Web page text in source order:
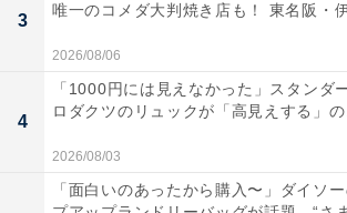
典史さんは慌ててホテルの売店へ向か
ュースなどいくつかの飲み物を購入。
約を入れていたので、軽くつまめるも
ク菓子の袋を2つほど揃えて部屋に戻り
「戻るなり妻から『あれ？ なんか早く
3
唯一のコメダ大判焼き店も！ 東名阪・伊
2026/08/06
4
「1000円には見えなかった」スタンダ
ロダクツのリュックが「高見えする」の
2026/08/03
「面白いのあったから購入〜」ダイソ